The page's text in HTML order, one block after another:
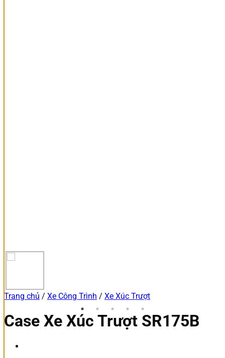
Trang chủ / Xe Công Trình / Xe Xúc Trượt
Case Xe Xúc Trượt SR175B